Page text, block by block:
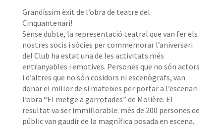
Grandíssim èxit de l’obra de teatre del
Cinquantenari!
Sense dubte, la representació teatral que van fer els
nostres socis i sòcies per commemorar l’aniversari
del Club ha estat una de les activitats més
entranyables i emotives. Persones que no són actors
i d’altres que no són cosidors ni escenògrafs, van
donar el millor de si mateixes per portar a l’escenari
l’obra “El metge a garrotades” de Molière. El
resultat va ser immillorable: més de 200 persones de
públic van gaudir de la magnífica posada en escena.